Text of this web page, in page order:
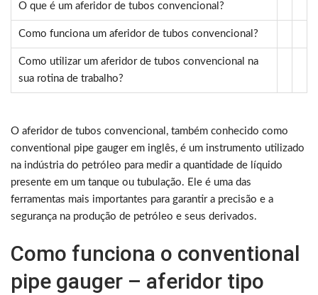
O que é um aferidor de tubos convencional?
Como funciona um aferidor de tubos convencional?
Como utilizar um aferidor de tubos convencional na
sua rotina de trabalho?
O aferidor de tubos convencional, também conhecido como
conventional pipe gauger em inglês, é um instrumento utilizado
na indústria do petróleo para medir a quantidade de líquido
presente em um tanque ou tubulação. Ele é uma das
ferramentas mais importantes para garantir a precisão e a
segurança na produção de petróleo e seus derivados.
Como funciona o conventional
pipe gauger – aferidor tipo